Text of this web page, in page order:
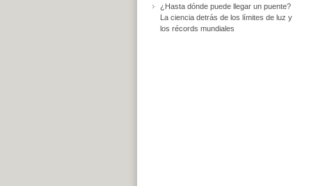
¿Hasta dónde puede llegar un puente?
La ciencia detrás de los límites de luz y
los récords mundiales